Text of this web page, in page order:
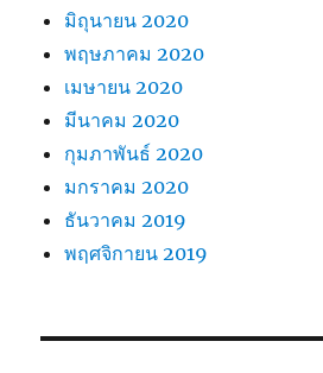
มิถุนายน 2020
พฤษภาคม 2020
เมษายน 2020
มีนาคม 2020
กุมภาพันธ์ 2020
มกราคม 2020
ธันวาคม 2019
พฤศจิกายน 2019